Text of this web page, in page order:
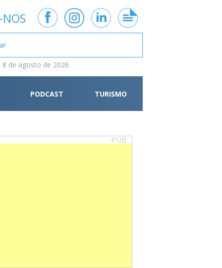
8 de agosto de 2026
PODCAST TURISMO
PUB